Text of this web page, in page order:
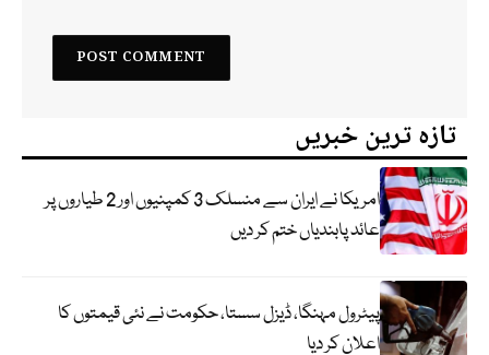
تازہ ترین خبریں
امریکا نے ایران سے منسلک 3 کمپنیوں اور 2 طیاروں پر
عائد پابندیاں ختم کر دیں
پیٹرول مہنگا، ڈیزل سستا، حکومت نے نئی قیمتوں کا
اعلان کر دیا